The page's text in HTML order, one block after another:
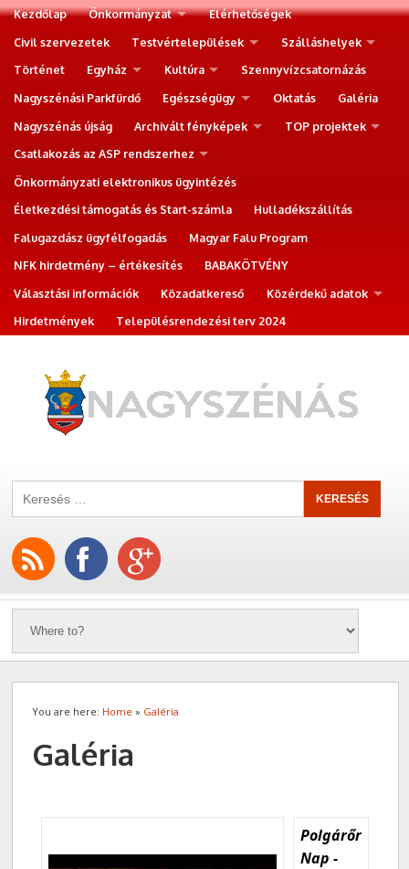
Kezdőlap Önkormányzat
Elérhetőségek
Civil szervezetek
Testvértelepülések
Szálláshelyek
Történet
Egyház Kultúra
Szennyvízcsatornázás
Nagyszénási Parkfürdő
Egészségügy Oktatás
Galéria
Nagyszénás újság
Archivált fényképek
TOP projektek
Csatlakozás az ASP rendszerhez
Önkormányzati elektronikus ügyintézés
Életkezdési támogatás és Start-számla
Hulladékszállítás
Falugazdász ügyfélfogadás
Magyar Falu Program
NFK hirdetmény – értékesítés
BABAKÖTVÉNY
Választási információk
Közadatkereső
Közérdekű adatok
Hirdetmények
Településrendezési terv 2024
You are here: Home » Galéria
Galéria
Polgárőr
Nap -